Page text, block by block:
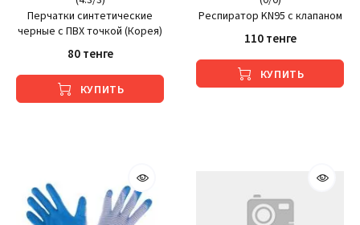
Перчатки синтетические
черные с ПВХ точкой (Корея)
80 тенге
КУПИТЬ
Респиратор KN95 с клапаном
110 тенге
КУПИТЬ